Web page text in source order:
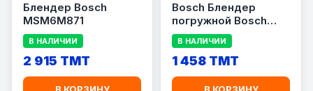
Блендер Bosch
MSM6M871
В НАЛИЧИИ
2 915 TMT
Bosch Блендер
погружной Bosch
MSM6M610
В НАЛИЧИИ
1 458 TMT